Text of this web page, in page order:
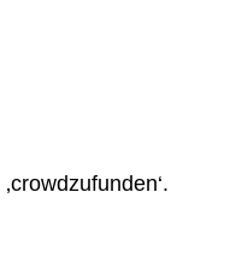
‚crowdzufunden‘.